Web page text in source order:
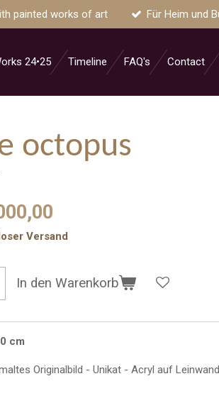
painted works of art Für Heim und
24•25 Timeline FAQ's Contact
octopus
Versand
In den Warenkorb
cm
Originalbild - Unikat - Acryl auf